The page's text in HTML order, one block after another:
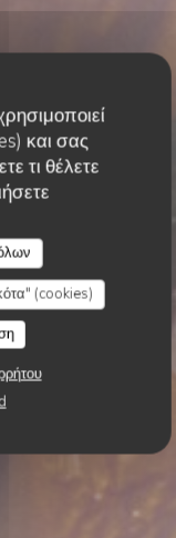
και σας
τι θέλετε
(cookies)